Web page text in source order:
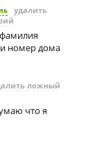
удалить
фамилия
номер дома
ложный
что я